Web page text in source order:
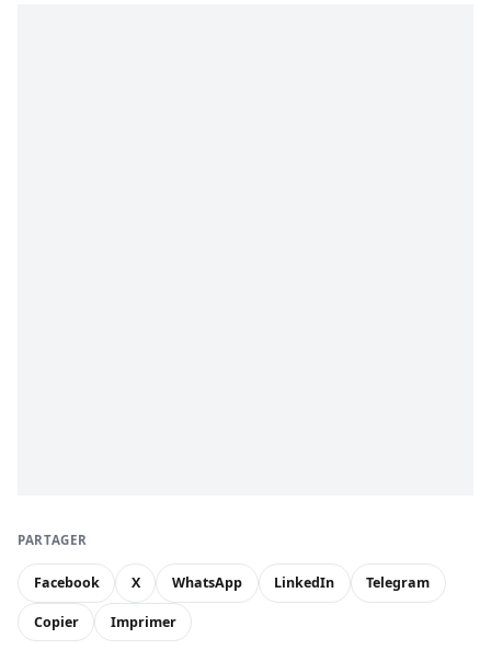
PARTAGER
Facebook X WhatsApp LinkedIn Telegram
Copier Imprimer